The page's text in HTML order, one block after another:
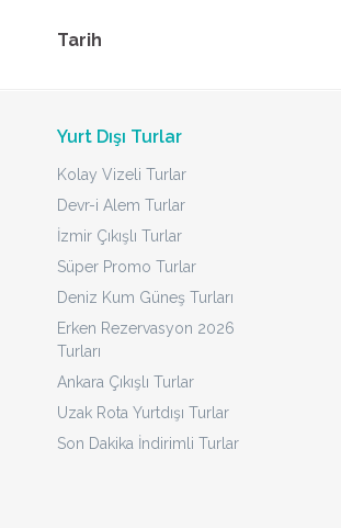
Tarih
Yurt Dışı Turlar
Kolay Vizeli Turlar
Devr-i Alem Turlar
İzmir Çıkışlı Turlar
Süper Promo Turlar
Deniz Kum Güneş Turları
Erken Rezervasyon 2026
Turları
Ankara Çıkışlı Turlar
Uzak Rota Yurtdışı Turlar
Son Dakika İndirimli Turlar